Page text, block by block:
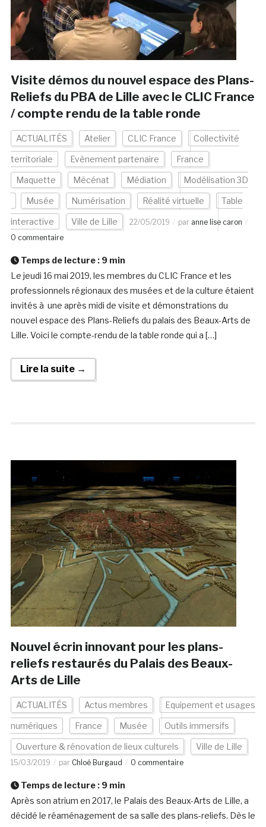
Visite démos du nouvel espace des Plans-
Reliefs du PBA de Lille avec le CLIC France
/ compte rendu de la table ronde
ACTUALITÉS Atelier CLIC France Collectivité
territoriale Evènement partenaire France
Maquette Mécénat Médiation Modélisation 3D
Musée Numérisation Réalité virtuelle Table
interactive Ville de Lille 22/05/2019 par anne lise caron
0 commentaire
Temps de lecture : 9 min
Le jeudi 16 mai 2019, les membres du CLIC France et les
professionnels régionaux des musées et de la culture étaient
invités à une après midi de visite et démonstrations du
nouvel espace des Plans-Reliefs du palais des Beaux-Arts de
Lille. Voici le compte-rendu de la table ronde qui a […]
Lire la suite →
Nouvel écrin innovant pour les plans-
reliefs restaurés du Palais des Beaux-
Arts de Lille
ACTUALITÉS Actus membres Equipement et usages
numériques France Musée Outils immersifs
Ouverture & rénovation de lieux culturels Ville de Lille
15/03/2019 par Chloé Burgaud 0 commentaire
Temps de lecture : 9 min
Après son atrium en 2017, le Palais des Beaux-Arts de Lille, a
décidé le réaménagement de sa salle des plans-reliefs. Dès le